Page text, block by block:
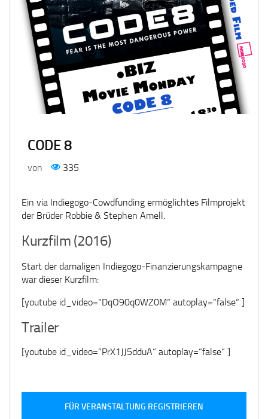
CODE 8
von 335
Ein via Indiegogo-Cowdfunding ermöglichtes Filmprojekt
der Brüder Robbie & Stephen Amell.
Kurzfilm (2016)
Start der damaligen Indiegogo-Finanzierungskampagne
war dieser Kurzfilm:
[youtube id_video=“DqO90q0WZ0M“ autoplay=“false“ ]
Trailer
[youtube id_video=“PrX1JJ5dduA“ autoplay=“false“ ]
FÜR VERANSTALTUNG REGISTRIEREN